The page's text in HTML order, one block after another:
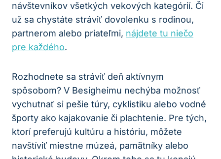
návštevníkov všetkých vekových kategórií. Či
už sa chystáte stráviť dovolenku s rodinou,
partnerom alebo priateľmi, nájdete tu niečo
pre každého.
Rozhodnete sa stráviť deň aktívnym
spôsobom? V Besigheimu nechýba možnosť
vychutnať si pešie túry, cyklistiku alebo vodné
športy ako kajakovanie či plachtenie. Pre tých,
ktorí preferujú kultúru a históriu, môžete
navštíviť miestne múzeá, pamätníky alebo